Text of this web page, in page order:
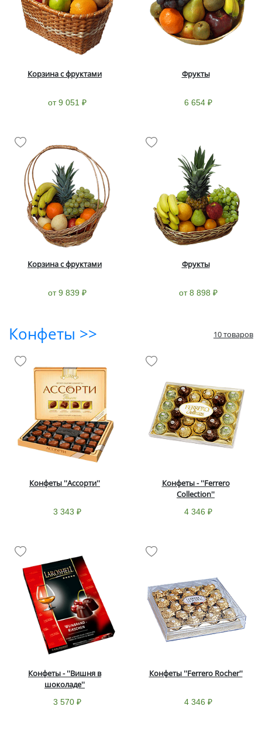
Корзина с фруктами
от 9 051 ₽
Фрукты
6 654 ₽
Корзина с фруктами
от 9 839 ₽
Фрукты
от 8 898 ₽
Конфеты >> 10 товаров
Конфеты ''Ассорти''
3 343 ₽
Конфеты - ''Ferrero
Collection''
4 346 ₽
Конфеты - ''Вишня в
шоколаде''
3 570 ₽
Конфеты ''Ferrero Rocher''
4 346 ₽